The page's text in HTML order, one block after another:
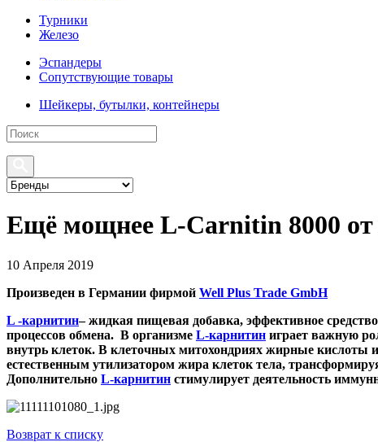
Турники
Железо
Эспандеры
Сопутствующие товары
Шейкеры, бутылки, контейнеры
Ещё мощнее L-Carnitin 8000 от
10 Апреля 2019
Произведен в Германии фирмой Well Plus Trade GmbH
L -карнитин– жидкая пищевая добавка, эффективное
процессов обмена. В организме L-карнитин играет важную
внутрь клеток. В клеточных митохондриях жирные кислоты
естественным утилизатором жира клеток тела,
Дополнительно L-карнитин стимулирует деятельность
Возврат к списку